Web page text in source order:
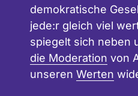
demokratische
jede:r gleich viel
spiegelt sich neben
die Moderation von
unseren Werten